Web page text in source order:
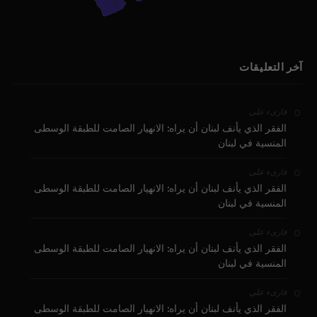
آخر التعليقات
قارىء على
الفقر الذي يأنف لبنان أن يراه: الانهيار الصامت للطبقة الوسطى
المنسية في لبنان
قارىء على
الفقر الذي يأنف لبنان أن يراه: الانهيار الصامت للطبقة الوسطى
المنسية في لبنان
قارىء على
الفقر الذي يأنف لبنان أن يراه: الانهيار الصامت للطبقة الوسطى
المنسية في لبنان
قارىء على
الفقر الذي يأنف لبنان أن يراه: الانهيار الصامت للطبقة الوسطى